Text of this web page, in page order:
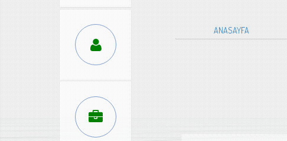
ANASAYFA